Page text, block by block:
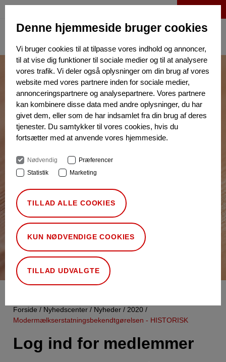
Denne hjemmeside bruger cookies
Vi bruger cookies til at tilpasse vores indhold og annoncer,
til at vise dig funktioner til sociale medier og til at analysere
vores trafik. Vi deler også oplysninger om din brug af vores
website med vores partnere inden for sociale medier,
annonceringspartnere og analysepartnere. Vores partnere
kan kombinere disse data med andre oplysninger, du har
givet dem, eller som de har indsamlet fra din brug af deres
tjenester. Du samtykker til vores cookies, hvis du
fortsætter med at anvende vores hjemmeside.
Nødvendig
Præferencer
Statistik
Marketing
TILLAD ALLE COOKIES
KUN NØDVENDIGE COOKIES
TILLAD UDVALGTE
Forside Nyhedscenter Nyheder
2020
Modermælkserstatningsbekendtgørelsen - HISTORISK
Log ind for medlemmer